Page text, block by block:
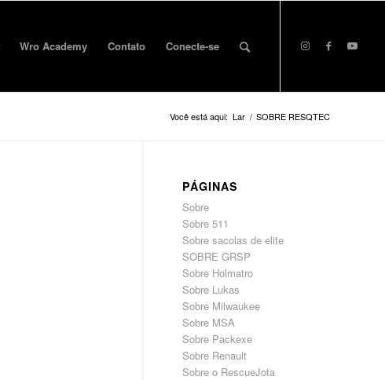
Wro Academy Contato Conecte-se
Você está aqui: Lar / SOBRE RESQTEC
PÁGINAS
Sobre
Sobre 511
Sobre sacolas de elite
SOBRE GRSP
Sobre Holmatro
Sobre Lukas
Sobre Milwaukee
Sobre MSA
Sobre Packexe
Sobre Renault
Sobre o RescueJota